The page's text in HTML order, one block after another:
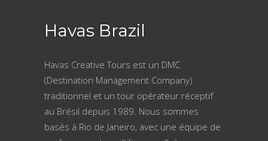
Havas Brazil
Havas Creative Tours est un DMC
(Destination Management Company)
traditionnel et un tour opérateur réceptif
au Brésil depuis 1989. Nous sommes
basés à Rio de Janeiro, avec une équipe de